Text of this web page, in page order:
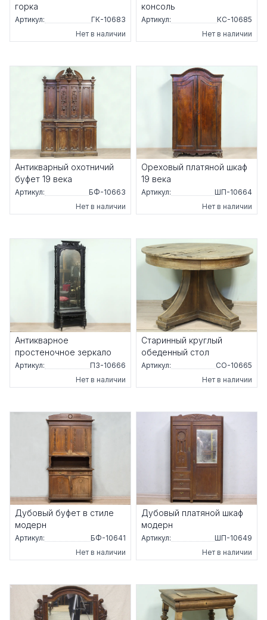
горка
Артикул:
ГК-10683
Нет в наличии
консоль
Артикул:
КС-10685
Нет в наличии
Антикварный охотничий
буфет 19 века
Артикул:
БФ-10663
Нет в наличии
Ореховый платяной шкаф
19 века
Артикул:
ШП-10664
Нет в наличии
Антикварное
простеночное зеркало
Артикул:
ПЗ-10666
Нет в наличии
Старинный круглый
обеденный стол
Артикул:
СО-10665
Нет в наличии
Дубовый буфет в стиле
модерн
Артикул:
БФ-10641
Нет в наличии
Дубовый платяной шкаф
модерн
Артикул:
ШП-10649
Нет в наличии